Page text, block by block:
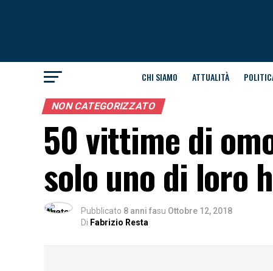
CHI SIAMO ATTUALITÀ
NON CATEGORIZZATO
50 vittime di
solo uno di loro
Pubblicato 8 anni fasu Ottobre 12, 2018
Di Fabrizio Resta